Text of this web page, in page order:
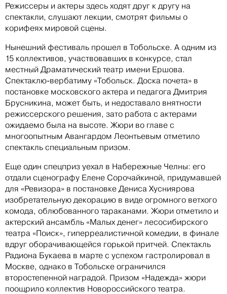
Режиссеры и актеры здесь ходят друг к другу на
спектакли, слушают лекции, смотрят фильмы о
корифеях мировой сцены.
Нынешний фестиваль прошел в Тобольске. А одним из
15 коллективов, участвовавших в конкурсе, стал
местный Драматический театр имени Ершова.
Спектаклю-вербатиму «Тобольск. Доска почета» в
постановке московского актера и педагога Дмитрия
Брусникина, может быть, и недоставало внятности
режиссерского решения, зато работа с актерами
ожидаемо была на высоте. Жюри во главе с
многоопытным Авангардом Леонтьевым отметило
спектакль специальным призом.
Еще один спецприз уехал в Набережные Челны: его
отдали сценографу Елене Сорочайкиной, придумавшей
для «Ревизора» в постановке Дениса Хусниярова
изобретательную декорацию в виде огромного ветхого
комода, облюбованного тараканами. Жюри отметило и
актерский ансамбль «Малых денег» лесосибирского
театра «Поиск», гиперреалистичной комедии, в финале
вдруг оборачивающейся горькой притчей. Спектакль
Радиона Букаева в марте с успехом гастролировал в
Москве, однако в Тобольске ограничился
второстепенной наградой. Призом «Надежда» жюри
поощрило коллектив Новороссийского театра.